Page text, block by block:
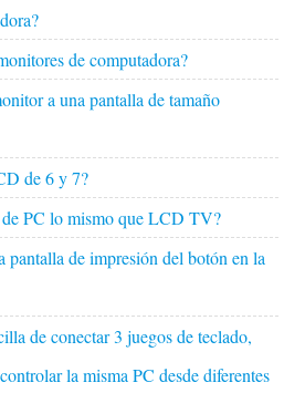
de computadora?
a una pantalla de tamaño
de 6 y 7?
PC lo mismo que LCD TV?
pantalla de impresión del botón en la
de conectar 3 juegos de teclado,
la misma PC desde diferentes